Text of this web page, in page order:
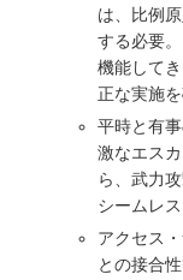
は、比例
する必要
機能して
正な実施
平時と有
激なエス
ら、武力
シームレ
アクセス
との接合